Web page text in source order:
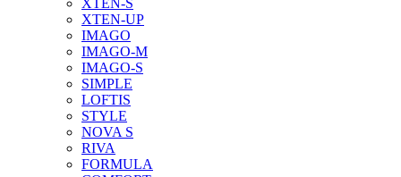
XTEN-S
XTEN-UP
IMAGO
IMAGO-M
IMAGO-S
SIMPLE
LOFTIS
STYLE
NOVA S
RIVA
FORMULA